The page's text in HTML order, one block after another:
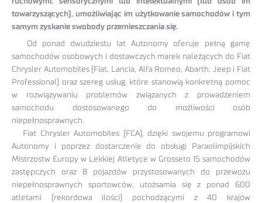
towarzyszących), umożliwiając im użytkowanie samochodów i tym
samym zyskanie swobody przemieszczania się.
Od ponad dwudziestu lat Autonomy oferuje pełną gamę
samochodów osobowych i dostawczych marek należących do Fiat
Chrysler Automobiles (Fiat, Lancia, Alfa Romeo, Abarth, Jeep i Fiat
Professional) oraz szereg usług, które stanowią konkretną pomoc
w rozwiązywaniu problemów związanych z prowadzeniem
samochodu dostosowanego do możliwości osób
niepełnosprawnych.
Fiat Chrysler Automobiles (FCA), dzięki swojemu programowi
Autonomy i poprzez dostarczenie do obsługi Paraolimpijskich
Mistrzostw Europy w Lekkiej Atletyce w Grosseto 15 samochodów
zastępczych oraz 8 pojazdów przystosowanych do przewozu
niepełnosprawnych sportowców, utożsamia się z ponad 600
atletami (rekordowa ilości) pochodzącymi z 40 krajów